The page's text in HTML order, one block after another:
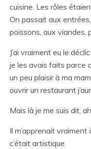
cuisine. Les rôles
On passait aux
poissons, aux viandes,
J’ai vraiment eu le
je les avais faits parce
un peu plaisir à ma
ouvrir un restaurant
Mais là je me suis dit,
Il m’apprenait
c’était artistique.